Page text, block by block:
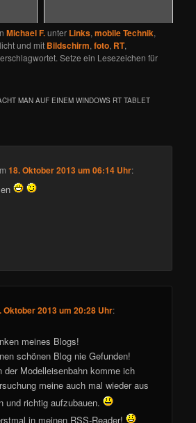
Michael F.unter Links,mobile Technik,
und mit Bildschirm,foto, RT,
Setze ein Lesezeichen für
MAN AUF EINEM WINDOWS RT TABLET
18. Oktober 2013 um 06:14 Uhr:
Oktober 2013 um 20:28 Uhr:
meines Blogs!
schönen Blog nie Gefunden!
der Modelleisenbahn komme ich
meine auch mal wieder aus
und richtig aufzubauen.
in meinen RSS-Reader!